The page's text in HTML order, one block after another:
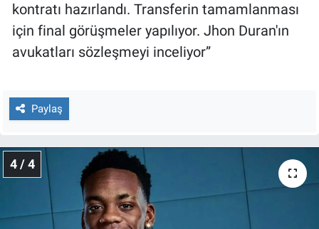
kontratı hazırlandı. Transferin tamamlanması
için final görüşmeler yapılıyor. Jhon Duran'ın
avukatları sözleşmeyi inceliyor”
Paylaş
4 / 4